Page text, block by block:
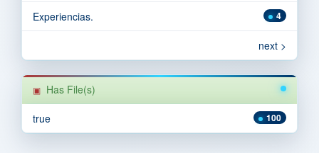
4
Experiencias.
next >
Has File(s)
100
true